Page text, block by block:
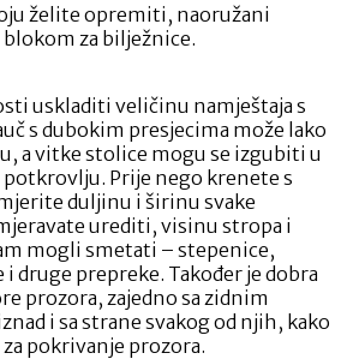
želite opremiti, naoružani
za bilježnice.
uskladiti veličinu namještaja s
​​s dubokim presjecima može lako
a vitke stolice mogu se izgubiti u
Prije nego krenete s
duljinu i širinu svake
urediti, visinu stropa i
mogli smetati – stepenice,
druge prepreke. Također je dobra
prozora, zajedno sa zidnim
i sa strane svakog od njih, kako
pokrivanje prozora.